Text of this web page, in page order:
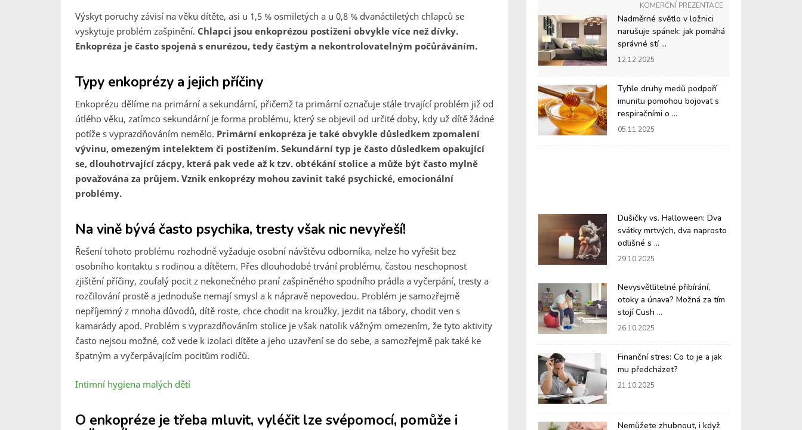
Výskyt poruchy závisí na věku dítěte, asi u 1,5 % osmiletých a u 0,8 % dvanáctiletých chlapců se
vyskytuje problém zašpinění. Chlapci jsou enkoprézou postiženi obvykle více než dívky.
Enkopréza je často spojená s enurézou, tedy častým a nekontrolovatelným počůráváním.
Typy enkoprézy a jejich příčiny
Enkoprézu dělíme na primární a sekundární, přičemž ta primární označuje stále trvající problém již od
útlého věku, zatímco sekundární je forma problému, který se objevil od určité doby, kdy už dítě žádné
potíže s vyprazdňováním nemělo. Primární enkopréza je také obvykle důsledkem zpomalení
vývinu, omezeným intelektem či postižením. Sekundární typ je často důsledkem opakující
se, dlouhotrvající zácpy, která pak vede až k tzv. obtékání stolice a může být často mylně
považována za průjem. Vznik enkoprézy mohou zavinit také psychické, emocionální
problémy.
Na vině bývá často psychika, tresty však nic nevyřeší!
Řešení tohoto problému rozhodně vyžaduje osobní návštěvu odborníka, nelze ho vyřešit bez
osobního kontaktu s rodinou a dítětem. Přes dlouhodobé trvání problému, častou neschopnost
zjištění příčiny, zoufalý pocit z nekonečného praní zašpiněného spodního prádla a vyčerpání, tresty a
rozčilování prostě a jednoduše nemají smysl a k nápravě nepovedou. Problém je samozřejmě
nepříjemný z mnoha důvodů, dítě roste, chce chodit na kroužky, jezdit na tábory, chodit ven s
kamarády apod. Problém s vyprazdňováním stolice je však natolik vážným omezením, že tyto aktivity
často nejsou možné, což vede k izolaci dítěte a jeho uzavření se do sebe, a samozřejmě pak také ke
špatným a vyčerpávajícím pocitům rodičů.
Intimní hygiena malých dětí
O enkopréze je třeba mluvit, vyléčit lze svépomocí, pomůže i
KOMERČNÍ PREZENTACE
Nadměrné světlo v ložnici
narušuje spánek: jak pomáhá
správné stí ...
12.12.2025
Tyhle druhy medů podpoří
imunitu pomohou bojovat s
respiračními o ...
05.11.2025
Dušičky vs. Halloween: Dva
svátky mrtvých, dva naprosto
odlišné s ...
29.10.2025
Nevysvětlitelné přibírání,
otoky a únava? Možná za tím
stojí Cush ...
26.10.2025
Finanční stres: Co to je a jak
mu předcházet?
21.10.2025
Nemůžete zhubnout, i když